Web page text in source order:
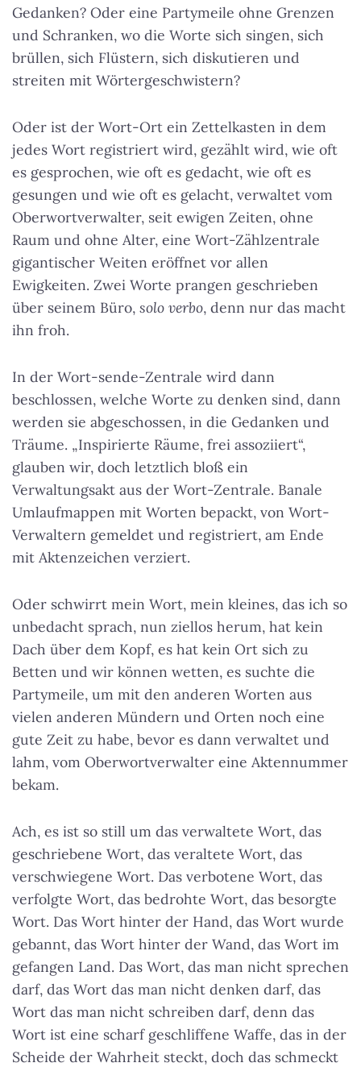
Gedanken? Oder eine Partymeile ohne Grenzen
und Schranken, wo die Worte sich singen, sich
brüllen, sich Flüstern, sich diskutieren und
streiten mit Wörtergeschwistern?
Oder ist der Wort-Ort ein Zettelkasten in dem
jedes Wort registriert wird, gezählt wird, wie oft
es gesprochen, wie oft es gedacht, wie oft es
gesungen und wie oft es gelacht, verwaltet vom
Oberwortverwalter, seit ewigen Zeiten, ohne
Raum und ohne Alter, eine Wort-Zählzentrale
gigantischer Weiten eröffnet vor allen
Ewigkeiten. Zwei Worte prangen geschrieben
über seinem Büro, solo verbo, denn nur das macht
ihn froh.
In der Wort-sende-Zentrale wird dann
beschlossen, welche Worte zu denken sind, dann
werden sie abgeschossen, in die Gedanken und
Träume. „Inspirierte Räume, frei assoziiert“,
glauben wir, doch letztlich bloß ein
Verwaltungsakt aus der Wort-Zentrale. Banale
Umlaufmappen mit Worten bepackt, von Wort-
Verwaltern gemeldet und registriert, am Ende
mit Aktenzeichen verziert.
Oder schwirrt mein Wort, mein kleines, das ich so
unbedacht sprach, nun ziellos herum, hat kein
Dach über dem Kopf, es hat kein Ort sich zu
Betten und wir können wetten, es suchte die
Partymeile, um mit den anderen Worten aus
vielen anderen Mündern und Orten noch eine
gute Zeit zu habe, bevor es dann verwaltet und
lahm, vom Oberwortverwalter eine Aktennummer
bekam.
Ach, es ist so still um das verwaltete Wort, das
geschriebene Wort, das veraltete Wort, das
verschwiegene Wort. Das verbotene Wort, das
verfolgte Wort, das bedrohte Wort, das besorgte
Wort. Das Wort hinter der Hand, das Wort wurde
gebannt, das Wort hinter der Wand, das Wort im
gefangen Land. Das Wort, das man nicht sprechen
darf, das Wort das man nicht denken darf, das
Wort das man nicht schreiben darf, denn das
Wort ist eine scharf geschliffene Waffe, das in der
Scheide der Wahrheit steckt, doch das schmeckt